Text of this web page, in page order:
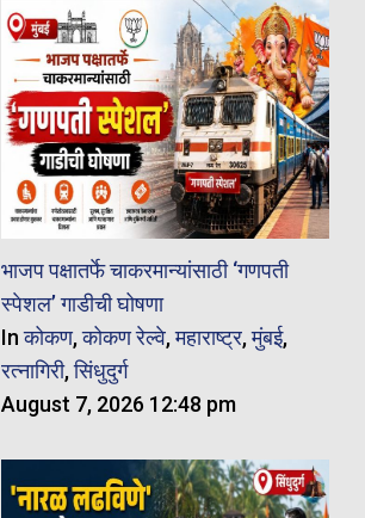
भाजप पक्षातर्फे चाकरमान्यांसाठी ‘गणपती
स्पेशल’ गाडीची घोषणा
Inकोकण,कोकण रेल्वे,महाराष्ट्र,मुंबई,
रत्नागिरी,सिंधुदुर्ग
August 7, 2026 12:48 pm